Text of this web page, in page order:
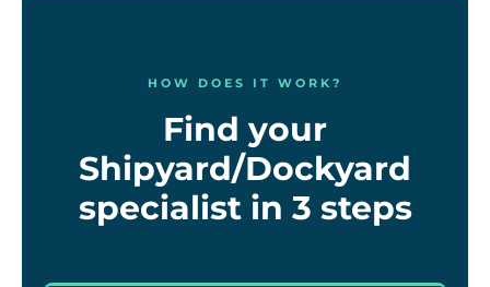
HOW DOES IT WORK?
Find your
Shipyard/Dockyard
specialist in 3 steps